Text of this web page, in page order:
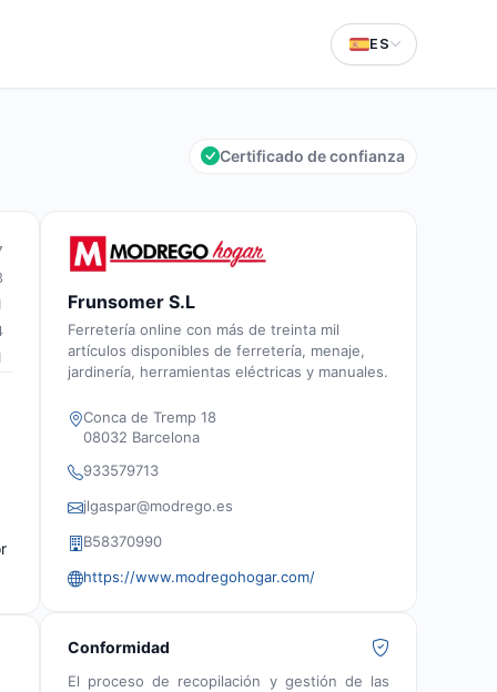
ES
Certificado de confianza
Frunsomer S.L
Ferretería online con más de treinta mil
artículos disponibles de ferretería, menaje,
jardinería, herramientas eléctricas y manuales.
Conca de Tremp 18
08032 Barcelona
933579713
jlgaspar@modrego.es
B58370990
https://www.modregohogar.com/
Conformidad
El proceso de recopilación y gestión de las